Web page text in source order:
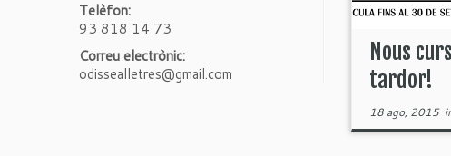
Telèfon:
93 818 14 73
Correu electrònic:
odissealletres@gmail.com
Nous
tardor!
18 ago, 2015